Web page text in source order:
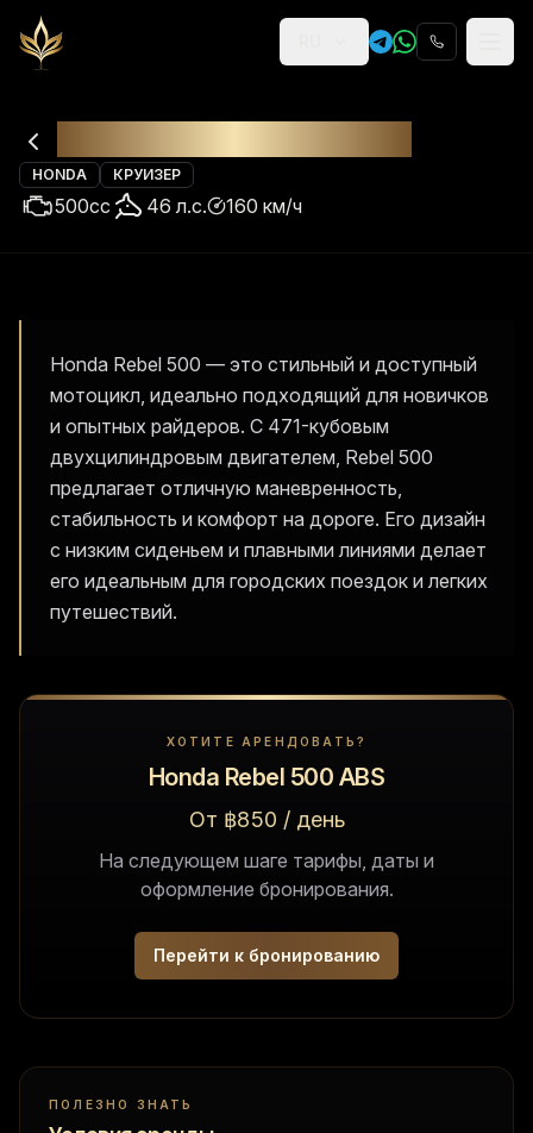
Religion
HONDA КРУИЗЕР
500cc 46 л.с. 160 км/ч
Honda Rebel 500 — это стильный и доступный
мотоцикл, идеально подходящий для новичков
и опытных райдеров. С 471-кубовым
двухцилиндровым двигателем, Rebel 500
предлагает отличную маневренность,
стабильность и комфорт на дороге. Его дизайн
с низким сиденьем и плавными линиями делает
его идеальным для городских поездок и легких
путешествий.
ХОТИТЕ АРЕНДОВАТЬ?
Honda Rebel 500 ABS
От ฿850 / день
На следующем шаге тарифы, даты и
оформление бронирования.
Перейти к бронированию
ПОЛЕЗНО ЗНАТЬ